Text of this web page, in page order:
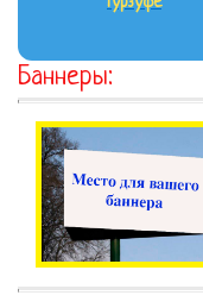
Баннеры: